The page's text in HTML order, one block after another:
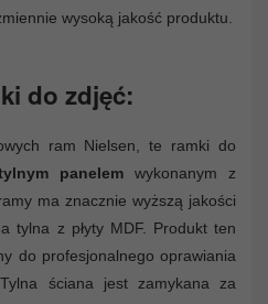
wysoką jakość produktu.
do zdjęć:
ram Nielsen, te ramki do
panelemwykonanym z
ma znacznie wyższą jakości
tylna z płyty MDF. Produkt ten
do profesjonalnego oprawiania
ściana jest zamykana za